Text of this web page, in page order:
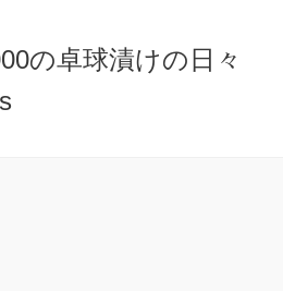
の卓球漬けの日々